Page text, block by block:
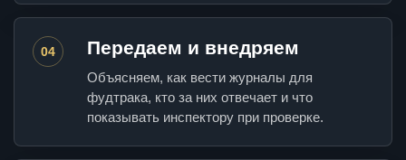
04 Передаем и внедряем
Объясняем, как вести журналы для
фудтрака, кто за них отвечает и что
показывать инспектору при проверке.